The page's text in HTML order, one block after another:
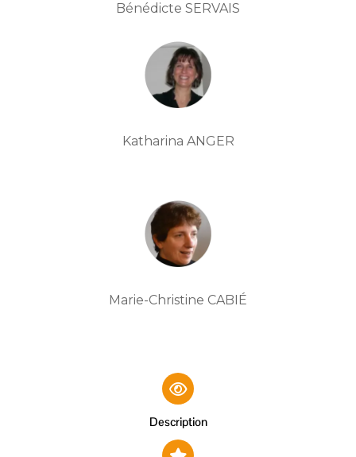
Bénédicte SERVAIS
Katharina ANGER
Marie-Christine CABIÉ
Description